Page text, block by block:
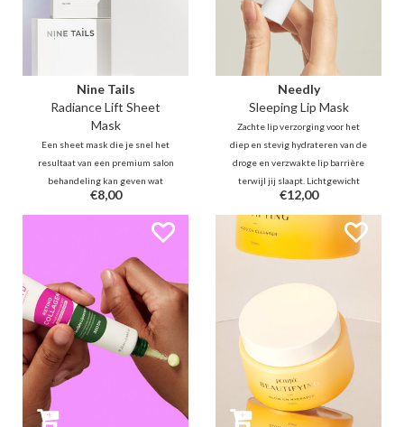
Nine Tails
Radiance Lift Sheet
Mask
Een sheet mask die je snel het
resultaat van een premium salon
behandeling kan geven wat
betreft het verminderen van
zichtbare lijntjes en het
verbeteren van teint. De speciale
elasticiteit, volume en
tegelijkertijd een mooie glow.
€8,00
Needly
Sleeping Lip Mask
Zachte lip verzorging voor het
diep en stevig hydrateren van de
droge en verzwakte lip barrière
terwijl jij slaapt. Lichtgewicht
gefermenteerde oliën houden
langer vocht vast zonder te
plakken en kan hierdoor prima
voor overdag gebruikt worden.
€12,00